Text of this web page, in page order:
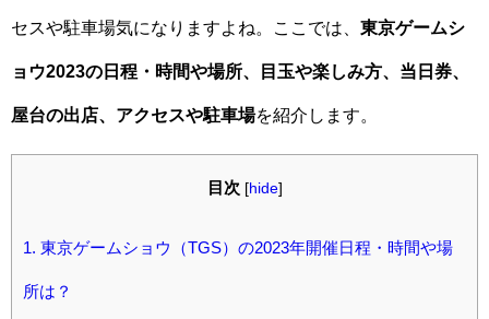
セスや駐車場気になりますよね。ここでは、 東京ゲームシ
ョウ2023の日程・時間や場所、目玉や楽しみ方、当日券、
屋台の出店、アクセスや駐車場を紹介します。
目次 [hide]
1. 東京ゲームショウ（TGS）の2023年開催日程・時間や場
所は？